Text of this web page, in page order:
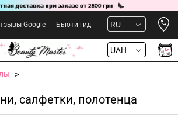
Google Бьюти-гид RU
UAH
салфетки, полотенца